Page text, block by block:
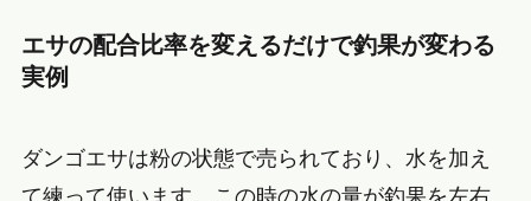
エサの配合比率を変えるだけで釣果が変わる
実例
ダンゴエサは粉の状態で売られており、水を加え